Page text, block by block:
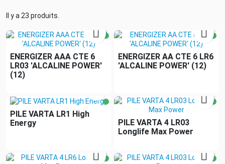
Il y a 23 produits.

ENERGIZER AAA CTE 6
LR03 'ALCALINE POWER'
(12)

ENERGIZER AA CTE 6 LR6
'ALCALINE POWER' (12)
PILE VARTA LR1 High
Energy

PILE VARTA 4 LR03
Longlife Max Power
 